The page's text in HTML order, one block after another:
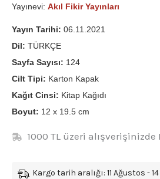
Yayınevi: Akıl Fikir Yayınları
Yayın Tarihi: 06.11.2021
Dil: TÜRKÇE
Sayfa Sayısı: 124
Cilt Tipi: Karton Kapak
Kağıt Cinsi: Kitap Kağıdı
Boyut: 12 x 19.5 cm
1000 TL üzeri alışverişinizde
Kargo tarih aralığı: 11 Ağustos -